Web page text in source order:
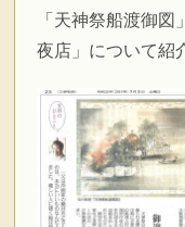
「天神祭船渡御
夜店」について紹